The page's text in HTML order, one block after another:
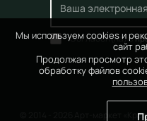
Мы используем cookies и
сайт
Продолжая просмотр
обработку файлов
Согласен(на) с
© 2014 - 2026 Арт-маркет